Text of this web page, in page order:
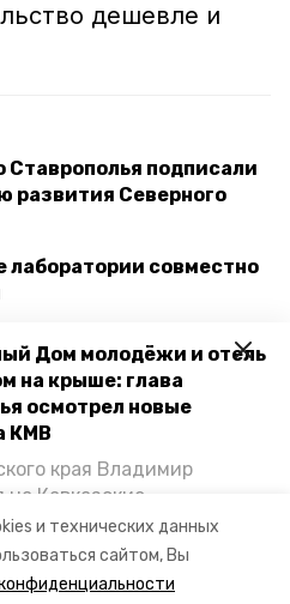
и технических данных
сайтом, Вы
Дом молодёжи и отель
на крыше: глава
осмотрел новые
КМВ
края Владимир
Кавказские
проинспектировать
в Кисловодске и
предложения о
дешевле и
подписали
развития Северного
лаборатории совместно
пути развития
Ставрополья